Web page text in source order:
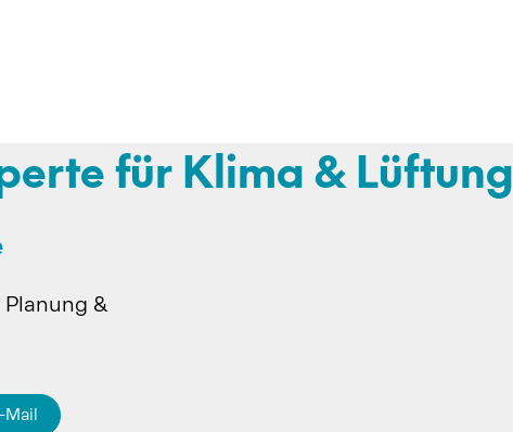
für Klima & Lüftung
&
Mail